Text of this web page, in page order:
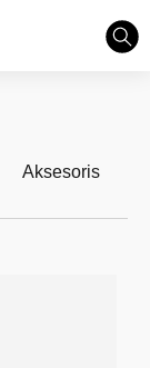
Aksesoris